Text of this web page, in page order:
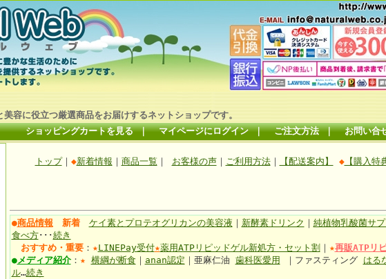
容に役立つ厳選商品をお届けするネットショップです。
ショッピングカートを見る｜ マイページにログイン｜ ご注文方法｜ お問い合
トップ｜ ◆新着情報 ｜ 商品一覧 ｜ お客様の声｜ ご利用方法｜ 【配送案内】 ◆【購入特
●商品情報 新着 ケイ素とプロテオグリカンの美容液 ｜ 新酵素ドリンク ｜ 純植物乳酸菌サプ
食べ方･･･続き
おすすめ・重要： ★LINEPay受付★薬用ATPリピッドゲル新処方・セット割 ｜ ★再販ATPリ
●メディア紹介： ★ 横綱が断食 ｜ anan認定 ｜亜麻仁油 歯科医愛用 ｜ファスティング はる
ル…続き